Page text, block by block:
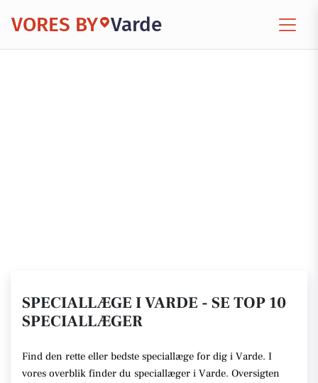
VORES BY Varde
SPECIALLÆGE I VARDE - SE TOP 10
SPECIALLÆGER
Find den rette eller bedste speciallæge for dig i Varde. I
vores overblik finder du speciallæger i Varde. Oversigten